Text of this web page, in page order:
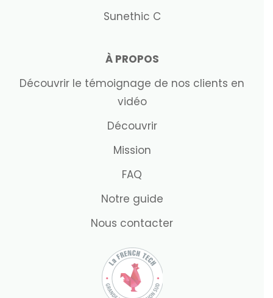
Sunethic C
À PROPOS
Découvrir le témoignage de nos clients en
vidéo
Découvrir
Mission
FAQ
Notre guide
Nous contacter